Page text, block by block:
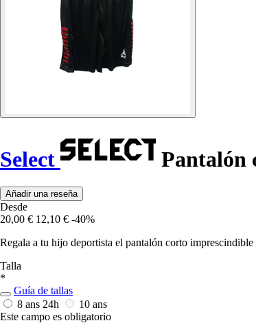
Select Pantalón
Añadir una reseña
Desde
20,00 € 12,10 € -40%
Regala a tu hijo deportista el pantalón corto
Talla
*
Guía de tallas
8 ans 24h
10 ans
Este campo es obligatorio